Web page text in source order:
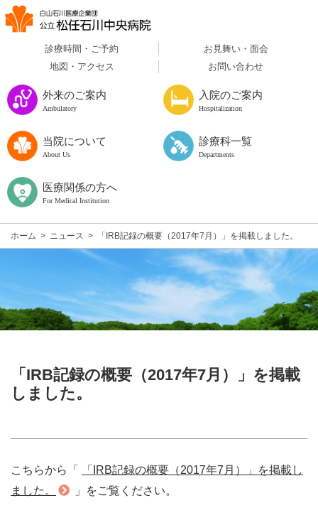
診療時間・ご予約
お見舞い・面会
地図・アクセス
お問い合わせ
外来のご案内
Ambulatory
入院のご案内
Hospitalization
当院について
About Us
診療科一覧
Departments
医療関係の方へ
For Medical Institution
ホーム > ニュース > 「IRB記録の概要（2017年7月）」を掲載しました。
「IRB記録の概要（2017年7月）」を掲載
しました。
こちらから「
「IRB記録の概要（2017年7月）」を掲載し
ました。
」をご覧ください。